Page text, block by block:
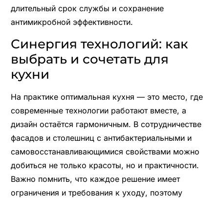
длительный срок службы и сохранение
антимикробной эффективности.
Синергия технологий: как
выбрать и сочетать для
кухни
На практике оптимальная кухня — это место, где
современные технологии работают вместе, а
дизайн остаётся гармоничным. В сотрудничестве
фасадов и столешниц с антибактериальными и
самовосстанавливающимися свойствами можно
добиться не только красоты, но и практичности.
Важно помнить, что каждое решение имеет
ограничения и требования к уходу, поэтому